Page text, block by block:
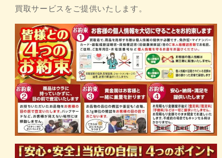
買取サービスをご提供いたします。